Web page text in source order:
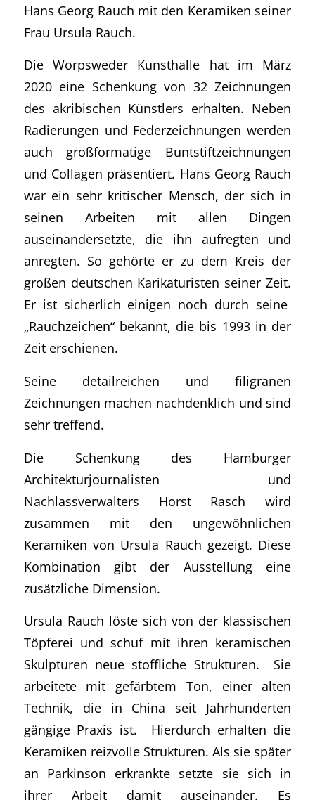
Hans Georg Rauch mit den Keramiken seiner
Frau Ursula Rauch.
Die Worpsweder Kunsthalle hat im März
2020 eine Schenkung von 32 Zeichnungen
des akribischen Künstlers erhalten. Neben
Radierungen und Federzeichnungen werden
auch großformatige Buntstiftzeichnungen
und Collagen präsentiert. Hans Georg Rauch
war ein sehr kritischer Mensch, der sich in
seinen Arbeiten mit allen Dingen
auseinandersetzte, die ihn aufregten und
anregten. So gehörte er zu dem Kreis der
großen deutschen Karikaturisten seiner Zeit.
Er ist sicherlich einigen noch durch seine
„Rauchzeichen“ bekannt, die bis 1993 in der
Zeit erschienen.
Seine detailreichen und filigranen
Zeichnungen machen nachdenklich und sind
sehr treffend.
Die Schenkung des Hamburger
Architekturjournalisten und
Nachlassverwalters Horst Rasch wird
zusammen mit den ungewöhnlichen
Keramiken von Ursula Rauch gezeigt. Diese
Kombination gibt der Ausstellung eine
zusätzliche Dimension.
Ursula Rauch löste sich von der klassischen
Töpferei und schuf mit ihren keramischen
Skulpturen neue stoffliche Strukturen. Sie
arbeitete mit gefärbtem Ton, einer alten
Technik, die in China seit Jahrhunderten
gängige Praxis ist. Hierdurch erhalten die
Keramiken reizvolle Strukturen. Als sie später
an Parkinson erkrankte setzte sie sich in
ihrer Arbeit damit auseinander. Es